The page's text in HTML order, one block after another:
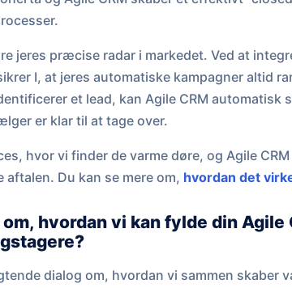
jeres præcise radar i markedet. Ved at
I, at jeres automatiske kampagner altid
et lead, kan Agile CRM automatisk
er klar til at tage over.
hvor vi finder de varme døre, og Agile
Du kan se mere om, hvordan det
hvordan vi kan fylde din
dialog om, hvordan vi sammen skaber